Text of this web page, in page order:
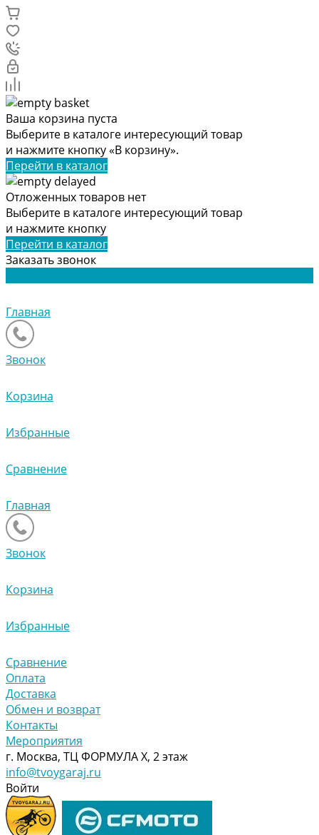
Ваша корзина пуста
Выберите в каталоге интересующий товар
и нажмите кнопку «В корзину».
Перейти в каталог
Отложенных товаров нет
Выберите в каталоге интересующий товар
и нажмите кнопку
Перейти в каталог
Заказать звонок
Главная
Звонок
Корзина
Избранные
Сравнение
Главная
Звонок
Корзина
Избранные
Сравнение
Оплата
Доставка
Обмен и возврат
Контакты
Мероприятия
г. Москва, ТЦ ФОРМУЛА Х, 2 этаж
info@tvoygaraj.ru
Войти